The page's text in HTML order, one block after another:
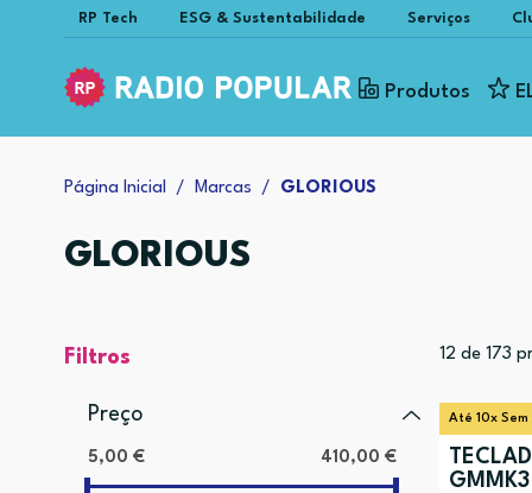
RP Tech ESG & Sustentabilidade Serviços
Produtos
Página Inicial Marcas GLORIOUS
GLORIOUS
Filtros
Preço
5,00 € 410,00 €
12 de 173
Até 10x Sem